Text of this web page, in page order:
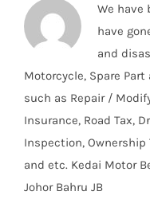
We have
have
and
Motorcycle, Spare
such as Repair /
Insurance, Road Tax,
Inspection, Ownership
and etc. Kedai Motor
Johor Bahru JB